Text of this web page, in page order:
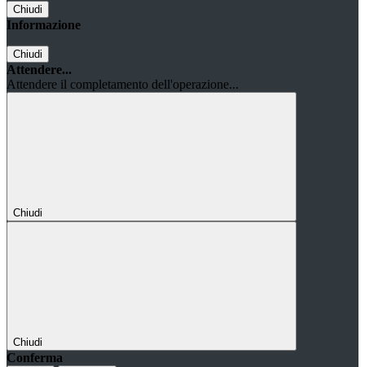
Chiudi
Informazione
Chiudi
Attendere...
Attendere il completamento dell'operazione...
Chiudi
Chiudi
Conferma